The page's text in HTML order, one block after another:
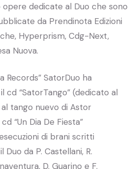
dedicate al Duo che sono
da Prendinota Edizioni
Hyperprism, Cdg-Next,
Nuova.
Records” SatorDuo ha
cd “SatorTango” (dedicato al
tango nuevo di Astor
“Un Dia De Fiesta”
di brani scritti
da P. Castellani, R.
D. Guarino e F.